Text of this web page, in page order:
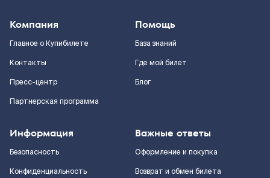
Компания
Главное о Купибилете
Контакты
Пресс-центр
Партнерская программа
Помощь
База знаний
Где мой билет
Блог
Информация
Безопасность
Конфиденциальность
Важные ответы
Оформление и покупка
Возврат и обмен билета